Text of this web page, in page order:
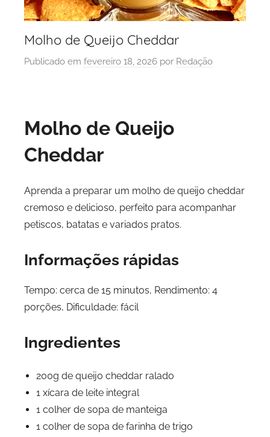
Molho de Queijo Cheddar
Publicado em fevereiro 18, 2026 por Redação
Molho de Queijo
Cheddar
Aprenda a preparar um molho de queijo cheddar
cremoso e delicioso, perfeito para acompanhar
petiscos, batatas e variados pratos.
Informações rápidas
Tempo: cerca de 15 minutos, Rendimento: 4
porções, Dificuldade: fácil
Ingredientes
200g de queijo cheddar ralado
1 xícara de leite integral
1 colher de sopa de manteiga
1 colher de sopa de farinha de trigo